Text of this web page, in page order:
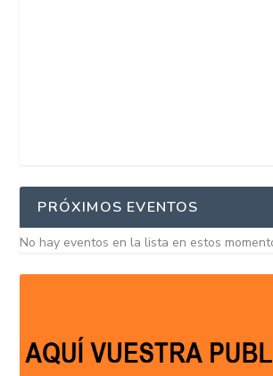
PRÓXIMOS EVENTOS
No hay eventos en la lista en estos